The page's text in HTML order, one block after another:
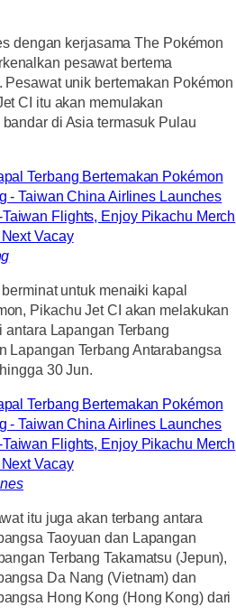
dengan kerjasama The Pokémon
pesawat bertema
unik bertemakan Pokémon
CI itu akan memulakan
di Asia termasuk Pulau
untuk menaiki kapal
Pikachu Jet CI akan melakukan
Lapangan Terbang
Lapangan Terbang Antarabangsa
30 Jun.
itu juga akan terbang antara
Taoyuan dan Lapangan
Terbang Takamatsu (Jepun),
Da Nang (Vietnam) dan
Hong Kong (Hong Kong) dari